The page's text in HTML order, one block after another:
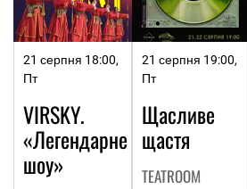
21 серпня 18:00,
Пт
VIRSKY.
«Легендарне
шоу»
21 серпня 19:00,
Пт
Щасливе
щастя
TEATROOM